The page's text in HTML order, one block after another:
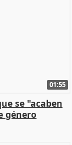
01:55
se "acaben
género